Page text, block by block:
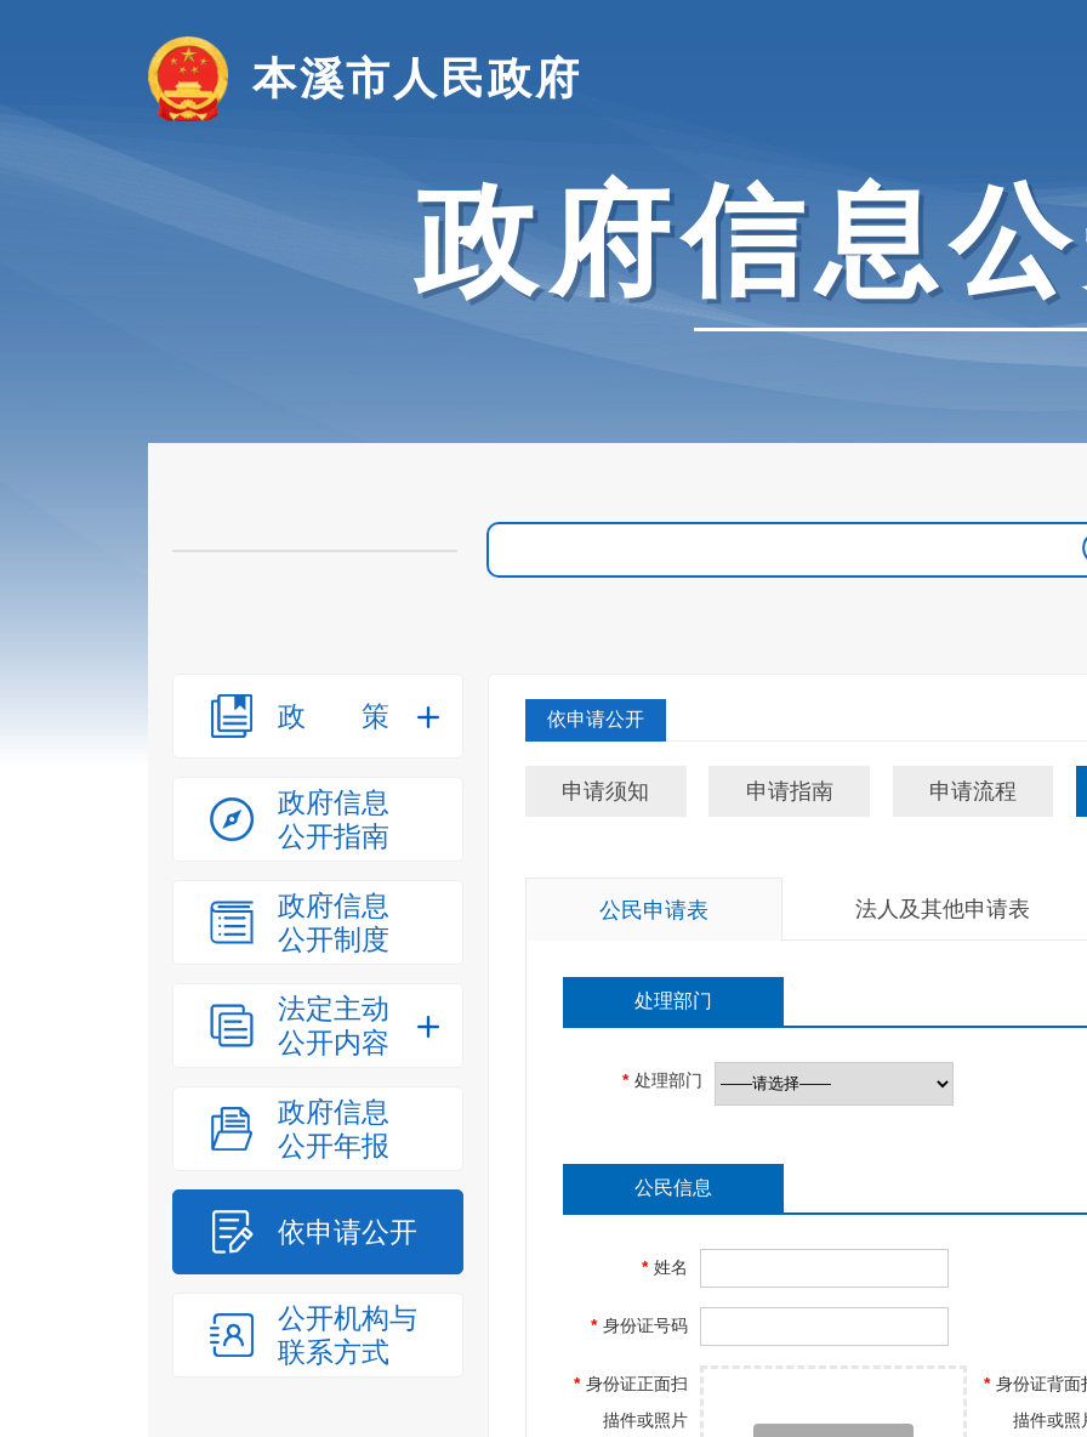
本溪市人民政府
政府信息
政策
政府信息
公开指南
政府信息
公开制度
法定主动
公开内容
政府信息
公开年报
依申请公开
公开机构与
联系方式
依申请公开
申请须知 申请指南 申请流程
公民申请表 法人及其他申请表
处理部门
* 处理部门
公民信息
* 姓名
* 身份证号码
* 身份证正面扫
描件或照片
* 身份证背面
描件或照